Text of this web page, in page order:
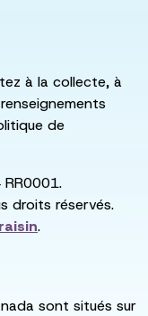
à la collecte, à
de
droits réservés.
raisin.
sont situés sur